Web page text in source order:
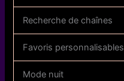
Recherche de chaînes
Favoris personnalisables
Mode nuit